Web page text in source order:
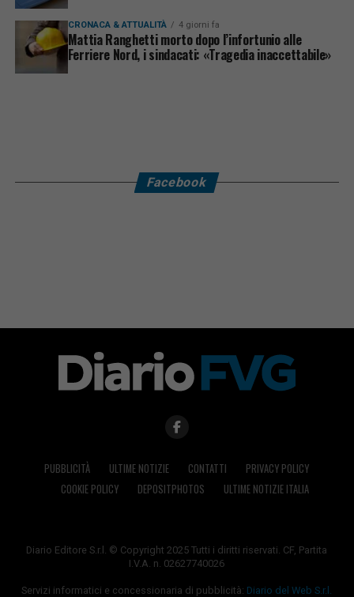
CRONACA & ATTUALITÀ 4 giorni fa
Mattia Ranghetti morto dopo l’infortunio alle
Ferriere Nord, i sindacati: «Tragedia inaccettabile»
Facebook
PUBBLICITÀ ULTIME NOTIZIE CONTATTI
PRIVACY POLICY
COOKIE POLICY
DEPOSITPHOTOS ULTIME NOTIZIE ITALIA
Diario Editore S.r.l. © Copyright 2025 Tutti i diritti riservati. CF, Partita
I.V.A. n. 02627740026
Servizi informatici e concessionaria di pubblicità: Diario del Web S.r.l.